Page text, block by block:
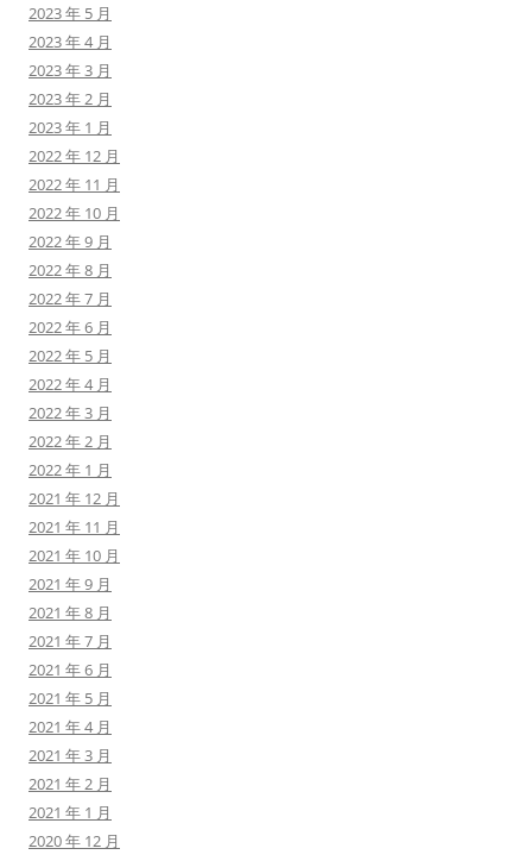
2023 年 5 月
2023 年 4 月
2023 年 3 月
2023 年 2 月
2023 年 1 月
2022 年 12 月
2022 年 11 月
2022 年 10 月
2022 年 9 月
2022 年 8 月
2022 年 7 月
2022 年 6 月
2022 年 5 月
2022 年 4 月
2022 年 3 月
2022 年 2 月
2022 年 1 月
2021 年 12 月
2021 年 11 月
2021 年 10 月
2021 年 9 月
2021 年 8 月
2021 年 7 月
2021 年 6 月
2021 年 5 月
2021 年 4 月
2021 年 3 月
2021 年 2 月
2021 年 1 月
2020 年 12 月